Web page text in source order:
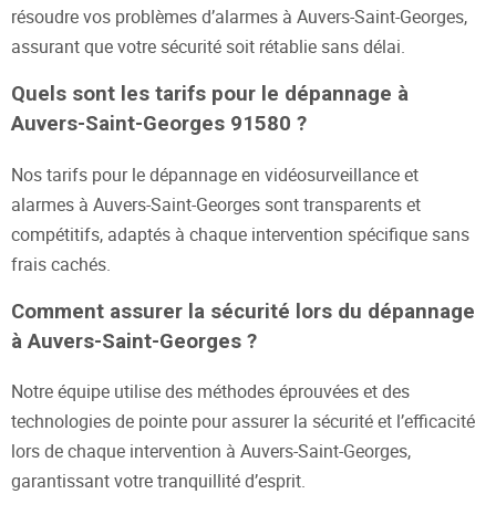
résoudre vos problèmes d’alarmes à Auvers-Saint-Georges,
assurant que votre sécurité soit rétablie sans délai.
Quels sont les tarifs pour le dépannage à
Auvers-Saint-Georges 91580 ?
Nos tarifs pour le dépannage en vidéosurveillance et
alarmes à Auvers-Saint-Georges sont transparents et
compétitifs, adaptés à chaque intervention spécifique sans
frais cachés.
Comment assurer la sécurité lors du dépannage
à Auvers-Saint-Georges ?
Notre équipe utilise des méthodes éprouvées et des
technologies de pointe pour assurer la sécurité et l’efficacité
lors de chaque intervention à Auvers-Saint-Georges,
garantissant votre tranquillité d’esprit.